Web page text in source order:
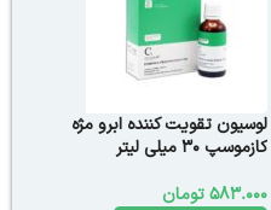
لوسیون تقویت کننده ابرو مژه
کازموسپ 30 میلی لیتر
583.000تومان